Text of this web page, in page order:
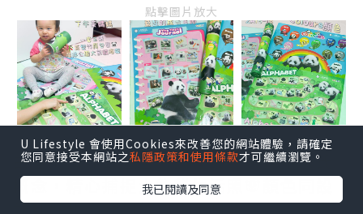
點擊圖片放大
由香港海洋公園官方授權設計，採用蒙氏
概念，精心捕捉大熊貓生活照🐼顏色同設
U Lifestyle 會使用Cookies來改善您的網站體驗，請確定
您同意接受本網站之私隱政策和使用條款才可繼續瀏覽。
我已閱讀及同意